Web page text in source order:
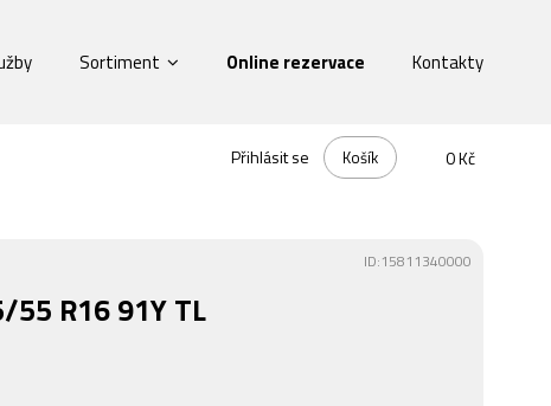
Sortiment Online rezervace Kontakty
0 Kč
Košík
Přihlásit se
ID:15811340000
55 R16 91Y TL